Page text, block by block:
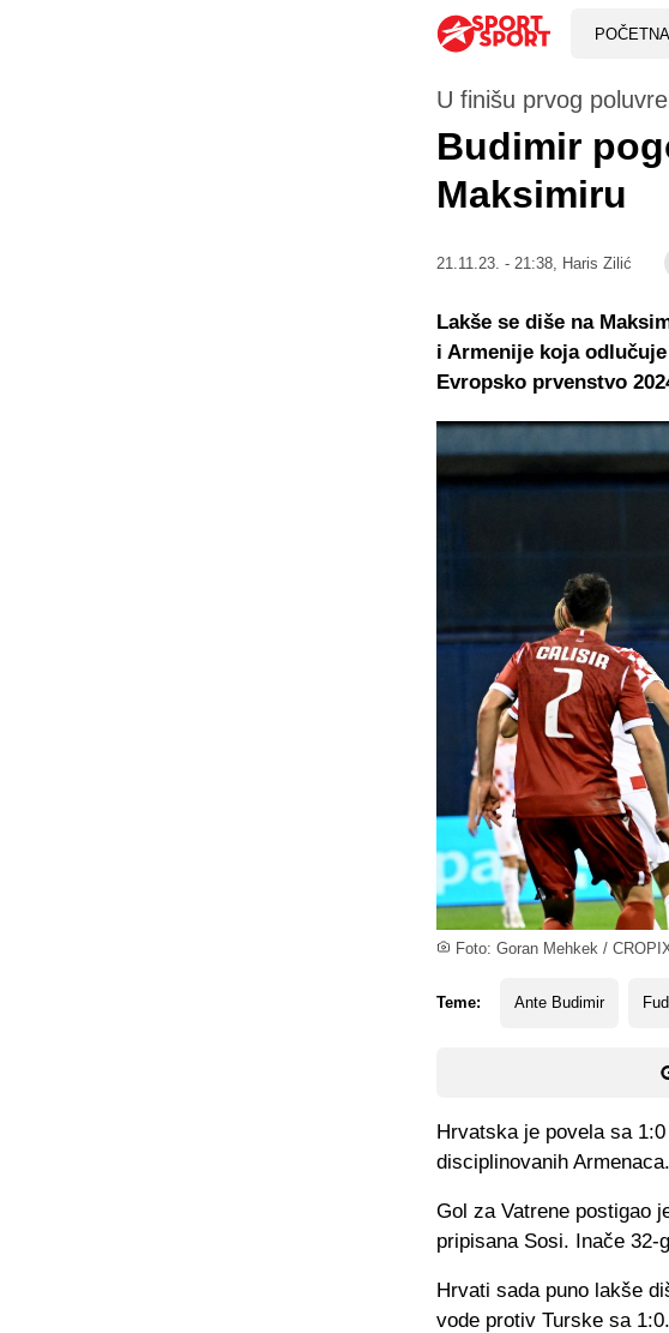
POČETNA
Foto: Goran Mehkek /
U finišu prvog
Budimir
Maksimiru
21.11.23. - 21:38, Haris Zilić
Teme: Ante Budimir
Lakše se diše na
i Armenije koja
Evropsko prvenstvo
Hrvatska je povela sa
disciplinovanih Armenaca.
Gol za Vatrene postigao
pripisana Sosi. Inače 32-
Hrvati sada puno lakše
vode protiv Turske sa 1:0.